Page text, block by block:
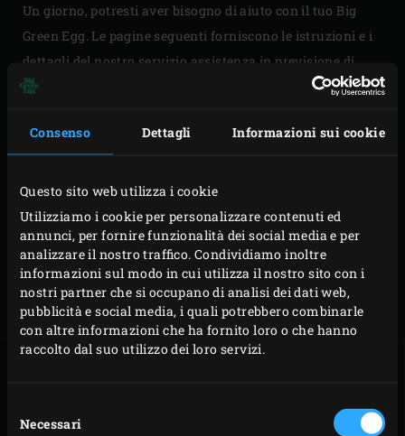
Consenso Dettagli Informazioni sui cookie
Questo sito web utilizza i cookie
Utilizziamo i cookie per personalizzare contenuti ed
annunci, per fornire funzionalità dei social media e per
analizzare il nostro traffico. Condividiamo inoltre
informazioni sul modo in cui utilizza il nostro sito con i
nostri partner che si occupano di analisi dei dati web,
pubblicità e social media, i quali potrebbero combinarle
con altre informazioni che ha fornito loro o che hanno
raccolto dal suo utilizzo dei loro servizi.
delNecessari
Un giorno, potresti aver bisogno di aiuto con il tuo Big
Green Egg. Le pagine seguenti forniscono le istruzioni e i
dettagli del nostro servizio assistenza in previsione di
quel giorno. Continua a leggere e ti insegneremo come
manutenzione del tuo EGG! Il video Guida rapida fornisce
concentrano in modo dettagliato sui singoli argomenti.
Registrail tuo EGG per usufruire dei vantaggi del nostro
servizio assistenza e della nostra garanzia.
MONTAGGIO
DELL’EGG